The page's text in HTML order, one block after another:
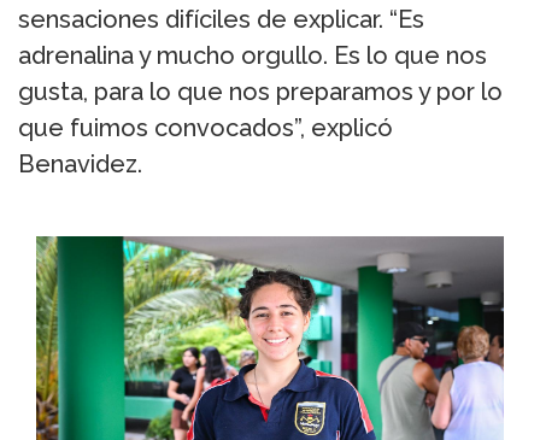
sensaciones difíciles de explicar. “Es
adrenalina y mucho orgullo. Es lo que nos
gusta, para lo que nos preparamos y por lo
que fuimos convocados”, explicó
Benavidez.